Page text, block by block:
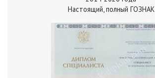
Настоящий, полный ГОЗНАК